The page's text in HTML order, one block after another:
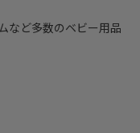
など多数のベビー用品